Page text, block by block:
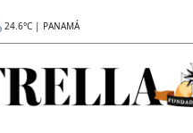
24.6°C | PANAMÁ